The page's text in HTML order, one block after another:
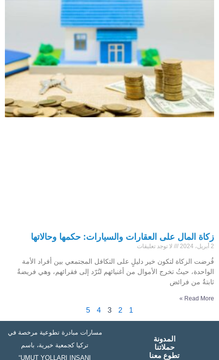
زكاة المال على العقارات والسيارات: حكمها وحالاتها
2 أبريل، 2024 لا توجد تعليقات
فُرضت الزكاة لتكون خير دليلٍ على التكافل المجتمعي بين أفراد الأمة
الواحدة، حيثُ تخرج الأموال من أغنيائهم لتُرّد إلى فقرائهم، وهي فريضةٌ
ثابتةٌ من فرائض
Read More »
1
2
3
4
5
المدونة
حملاتنا
تطوع معنا
مسارات مبادرة تطوعية مرخصة في
تركيا كجمعية خيرية، باسم
“UMUT YOLLARI INSANI